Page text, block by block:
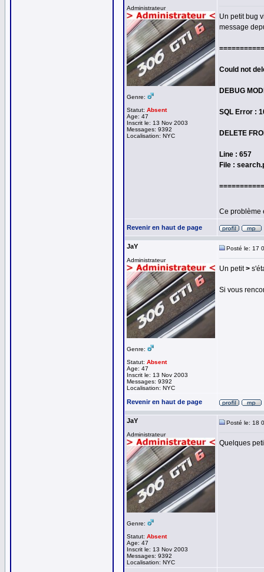
Administrateur
Genre:
Statut: Absent
Age: 47
Inscrit le: 13 Nov 2003
Messages: 9392
Localisation: NYC
Un petit bug
message
Could not
DEBUG
SQL Error :
DELETE
Line : 657
File :
Ce problème
Revenir en haut de page
JaY
Administrateur
Genre:
Statut: Absent
Age: 47
Inscrit le: 13 Nov 2003
Messages: 9392
Localisation: NYC
Posté le: 17
Un petit>
Si vous
Revenir en haut de page
JaY
Administrateur
Genre:
Statut: Absent
Age: 47
Inscrit le: 13 Nov 2003
Messages: 9392
Localisation: NYC
Posté le: 18
Quelques